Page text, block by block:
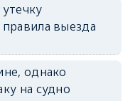
выезда
однако
на судно